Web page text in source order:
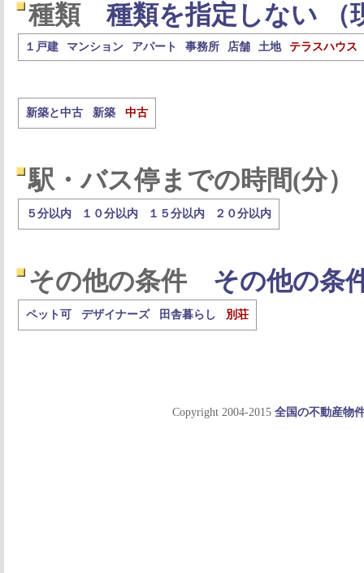
種類 種類を指定しない （
１戸建 マンション アパート 事務所 店舗 土地 テラスハウス
新築と中古 新築 中古
駅・バス停までの時間(分）
５分以内 １０分以内 １５分以内 ２０分以内
その他の条件 その他の条
ペット可 デザイナーズ 田舎暮らし 別荘
Copyright 2004-2015 全国の不動産物